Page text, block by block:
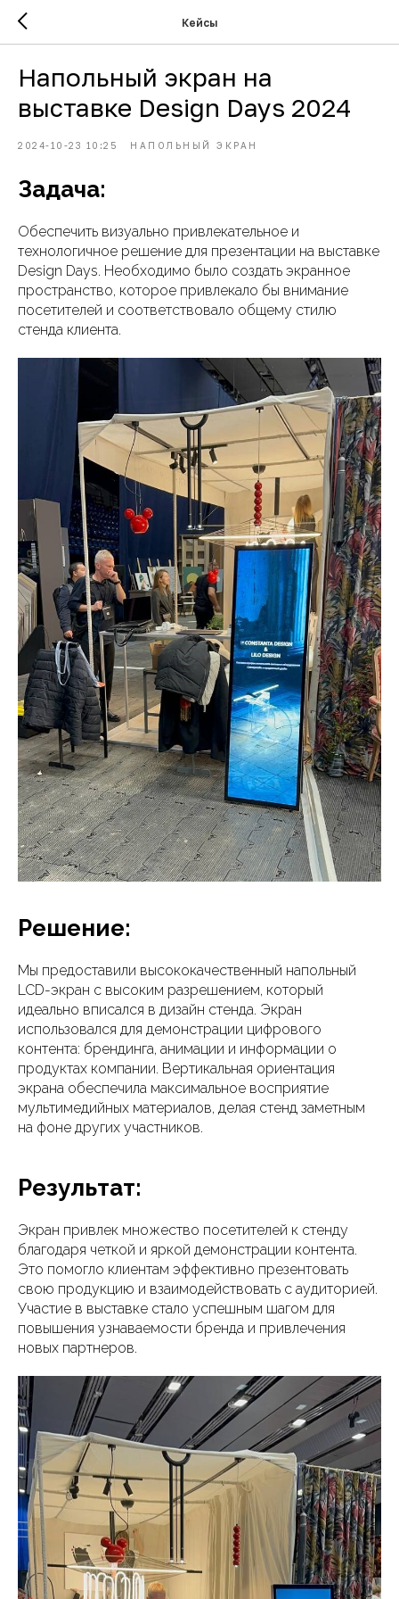
Кейсы
Напольный экран на
выставке Design Days 2024
2024-10-23 10:25 НАПОЛЬНЫЙ ЭКРАН
Задача:
Обеспечить визуально привлекательное и
технологичное решение для презентации на выставке
Design Days. Необходимо было создать экранное
пространство, которое привлекало бы внимание
посетителей и соответствовало общему стилю
стенда клиента.
Решение:
Мы предоставили высококачественный напольный
LCD-экран с высоким разрешением, который
идеально вписался в дизайн стенда. Экран
использовался для демонстрации цифрового
контента: брендинга, анимации и информации о
продуктах компании. Вертикальная ориентация
экрана обеспечила максимальное восприятие
мультимедийных материалов, делая стенд заметным
на фоне других участников.
Результат:
Экран привлек множество посетителей к стенду
благодаря четкой и яркой демонстрации контента.
Это помогло клиентам эффективно презентовать
свою продукцию и взаимодействовать с аудиторией.
Участие в выставке стало успешным шагом для
повышения узнаваемости бренда и привлечения
новых партнеров.